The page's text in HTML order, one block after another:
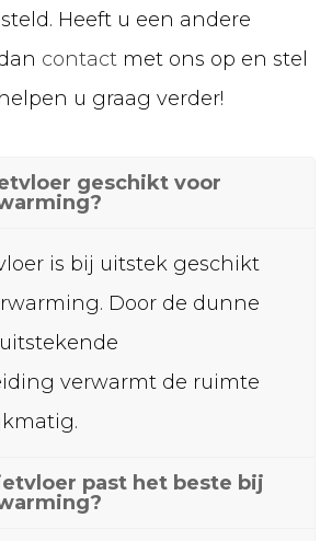
Heeft u een andere
contact met ons op en stel
u graag verder!
geschikt voor
is bij uitstek geschikt
Door de dunne
verwarmt de ruimte
past het beste bij